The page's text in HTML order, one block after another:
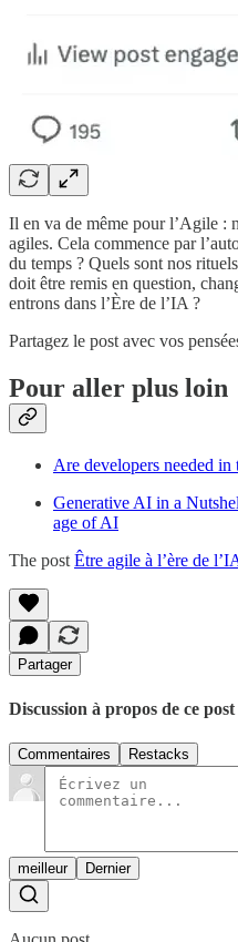
Il en va de même pour l’Agile :
agiles. Cela commence par
du temps ? Quels sont nos
doit être remis en question,
entrons dans l’Ère de l’IA ?
Partagez le post avec vos
Pour aller plus loin
Are developers needed in
Generative AI in a
age of AI
The post Être agile à l’ère de
Partager
Discussion à propos de ce post
Commentaires Restacks
meilleur Dernier